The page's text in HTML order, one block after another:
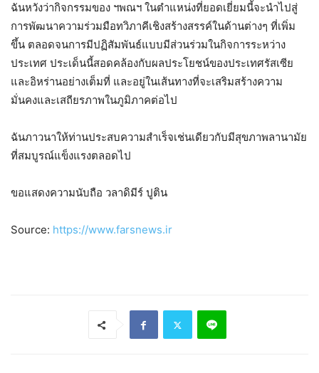
ฉันหวังว่ากิจกรรมของ ฯพณฯ ในตำแหน่งที่ยอดเยี่ยมนี้จะนำไปสู่
การพัฒนาความร่วมมือทวิภาคีเชิงสร้างสรรค์ในด้านต่างๆ ที่เพิ่ม
ขึ้น ตลอดจนการมีปฏิสัมพันธ์แบบมีส่วนร่วมในกิจการระหว่าง
ประเทศ ประเด็นนี้สอดคล้องกับผลประโยชน์ของประเทศรัสเซีย
และอิหร่านอย่างเต็มที่ และอยู่ในเส้นทางที่จะเสริมสร้างความ
มั่นคงและเสถียรภาพในภูมิภาคต่อไป
ฉันภาวนาให้ท่านประสบความสำเร็จเช่นเดียวกับมีสุขภาพลานามัย
ที่สมบูรณ์แข็งแรงตลอดไป
ขอแสดงความนับถือ วลาดิมีร์ ปูติน
Source: https://www.farsnews.ir